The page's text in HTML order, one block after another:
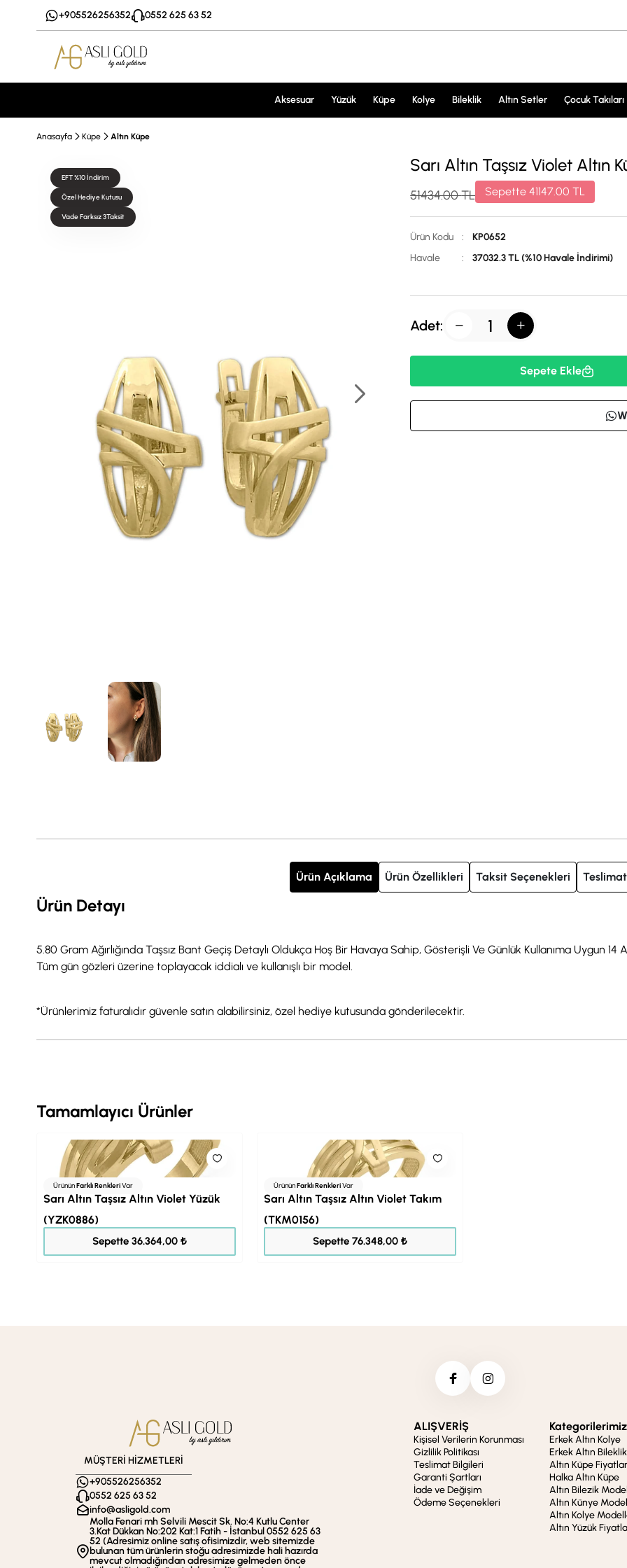
+905526256352 0552 625 63 52
Aksesuar Yüzük Küpe Kolye Bileklik Altın Setler Çocuk Takıları
Anasayfa Küpe Altın Küpe
EFT %10 İndirim
Özel Hediye Kutusu
Vade Farksız 3Taksit
Sarı Altın Taşsız Violet Altın
51434.00TL Sepette41147.00TL
Ürün Kodu :
KP0652
Havale
: 37032.3 TL (%10 Havale İndirimi)
Adet:
Sepete Ekle
Ürün Açıklama Ürün Özellikleri Taksit Seçenekleri
Ürün Detayı
5.80 Gram Ağırlığında Taşsız Bant Geçiş Detaylı Oldukça Hoş Bir Havaya Sahip, Gösterişli Ve Günlük Kullanıma Uygun 14
Tüm gün gözleri üzerine toplayacak iddialı ve kullanışlı bir model.
*Ürünlerimiz faturalıdır güvenle satın alabilirsiniz, özel hediye kutusunda gönderilecektir.
Tamamlayıcı Ürünler
ÜrününFarklı RenkleriVar
Sarı Altın Taşsız Altın Violet Yüzük
(YZK0886)
Sepette 36.364,00 ₺
ÜrününFarklı RenkleriVar
Sarı Altın Taşsız Altın Violet Takım
(TKM0156)
Sepette 76.348,00 ₺
MÜŞTERİ HİZMETLERİ
+905526256352
0552 625 63 52
info@asligold.com
Molla Fenari mh Selvili Mescit Sk. No:4 Kutlu Center
3.Kat Dükkan No:202 Kat:1 Fatih - İstanbul 0552 625 63
52 (Adresimiz online satış ofisimizdir, web sitemizde
bulunan tüm ürünlerin stoğu adresimizde hali hazırda
mevcut olmadığından adresimize gelmeden önce
ALIŞVERİŞ
Kişisel Verilerin Korunması
Gizlilik Politikası
Teslimat Bilgileri
Garanti Şartları
İade ve Değişim
Ödeme Seçenekleri
Kategorilerimiz
Erkek Altın Kolye
Erkek Altın Bileklik
Altın Küpe
Halka Altın Küpe
Altın Bilezik
Altın Künye
Altın Kolye
Altın Yüzük